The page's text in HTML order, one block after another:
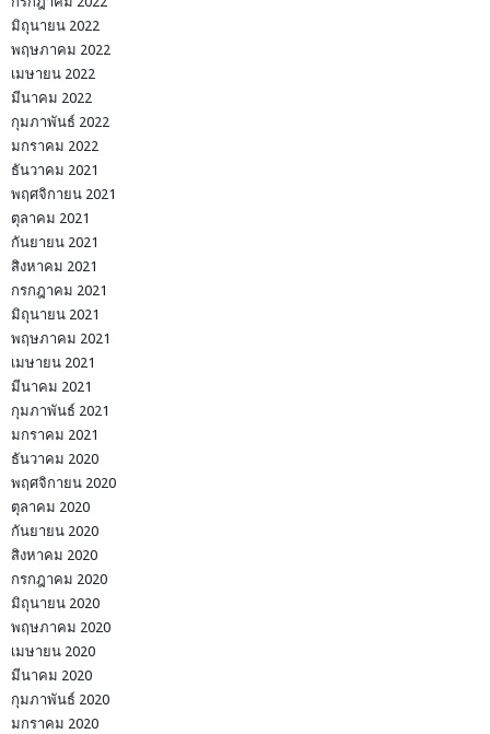
มิถุนายน 2022
พฤษภาคม 2022
เมษายน 2022
มีนาคม 2022
กุมภาพันธ์ 2022
มกราคม 2022
ธันวาคม 2021
พฤศจิกายน 2021
ตุลาคม 2021
กันยายน 2021
สิงหาคม 2021
กรกฎาคม 2021
มิถุนายน 2021
พฤษภาคม 2021
เมษายน 2021
มีนาคม 2021
กุมภาพันธ์ 2021
มกราคม 2021
ธันวาคม 2020
พฤศจิกายน 2020
ตุลาคม 2020
กันยายน 2020
สิงหาคม 2020
กรกฎาคม 2020
มิถุนายน 2020
พฤษภาคม 2020
เมษายน 2020
มีนาคม 2020
กุมภาพันธ์ 2020
มกราคม 2020